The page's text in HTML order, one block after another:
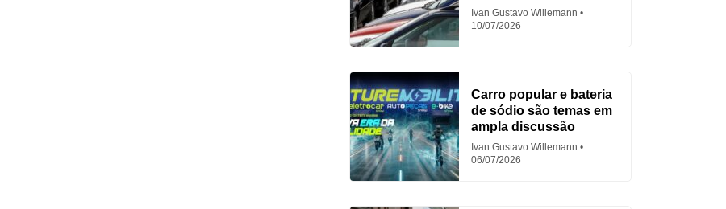
em 2026
Ivan Gustavo Willemann
10/07/2026
Carro popular e bateria
de sódio são temas em
ampla discussão
Ivan Gustavo Willemann
06/07/2026